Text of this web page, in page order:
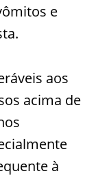
e
aos
acima de
à